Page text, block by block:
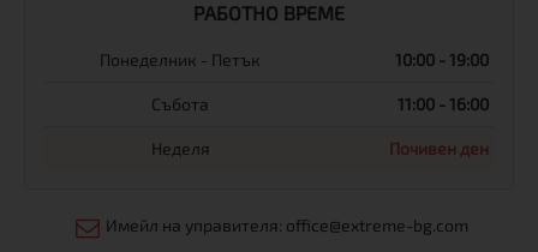
РАБОТНО ВРЕМЕ
Понеделник - Петък 10:00 - 19:00
Събота 11:00 - 16:00
Неделя Почивен ден
Имейл на управителя: office@extreme-bg.com